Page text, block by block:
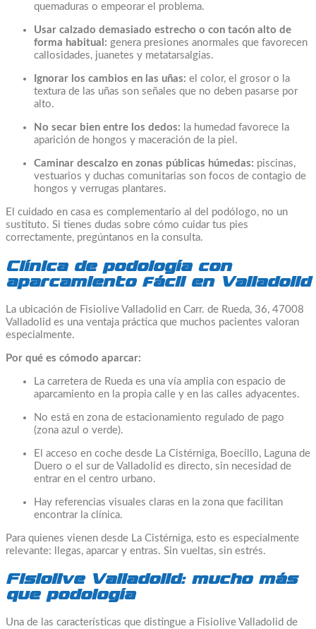
quemaduras o empeorar el problema.
Usar calzado demasiado estrecho o con tacón alto de
forma habitual: genera presiones anormales que favorecen
callosidades, juanetes y metatarsalgias.
Ignorar los cambios en las uñas: el color, el grosor o la
textura de las uñas son señales que no deben pasarse por
alto.
No secar bien entre los dedos: la humedad favorece la
aparición de hongos y maceración de la piel.
Caminar descalzo en zonas públicas húmedas: piscinas,
vestuarios y duchas comunitarias son focos de contagio de
hongos y verrugas plantares.
El cuidado en casa es complementario al del podólogo, no un
sustituto. Si tienes dudas sobre cómo cuidar tus pies
correctamente, pregúntanos en la consulta.
Clínica de podología con
aparcamiento fácil en Valladolid
La ubicación de Fisiolive Valladolid en Carr. de Rueda, 36, 47008
Valladolid es una ventaja práctica que muchos pacientes valoran
especialmente.
Por qué es cómodo aparcar:
La carretera de Rueda es una vía amplia con espacio de
aparcamiento en la propia calle y en las calles adyacentes.
No está en zona de estacionamiento regulado de pago
(zona azul o verde).
El acceso en coche desde La Cistérniga, Boecillo, Laguna de
Duero o el sur de Valladolid es directo, sin necesidad de
entrar en el centro urbano.
Hay referencias visuales claras en la zona que facilitan
encontrar la clínica.
Para quienes vienen desde La Cistérniga, esto es especialmente
relevante: llegas, aparcar y entras. Sin vueltas, sin estrés.
Fisiolive Valladolid: mucho más
que podología
Una de las características que distingue a Fisiolive Valladolid de